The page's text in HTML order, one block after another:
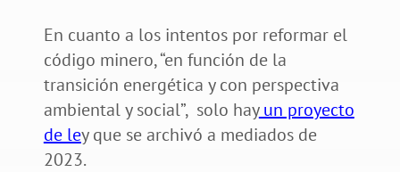
En cuanto a los intentos por reformar el
código minero, “en función de la
transición energética y con perspectiva
ambiental y social”, solo hayun proyecto
de ley que se archivó a mediados de
2023.